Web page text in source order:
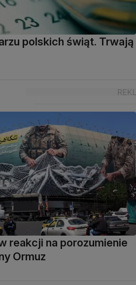
polskich świąt. Trwają
reakcji na porozumienie
Ormuz